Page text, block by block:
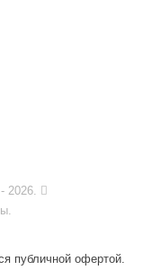
публичной офертой.